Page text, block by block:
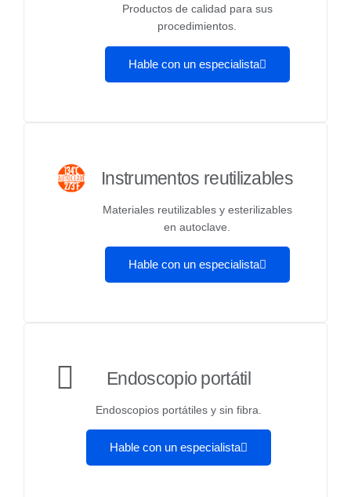
Productos de calidad para sus
procedimientos.
Hable con un especialista
Instrumentos reutilizables
Materiales reutilizables y esterilizables
en autoclave.
Hable con un especialista
Endoscopio portátil
Endoscopios portátiles y sin fibra.
Hable con un especialista